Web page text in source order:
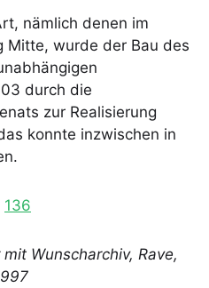
nämlich denen im
Mitte, wurde der Bau des
durch die
zur Realisierung
konnte inzwischen in
Wunscharchiv, Rave,